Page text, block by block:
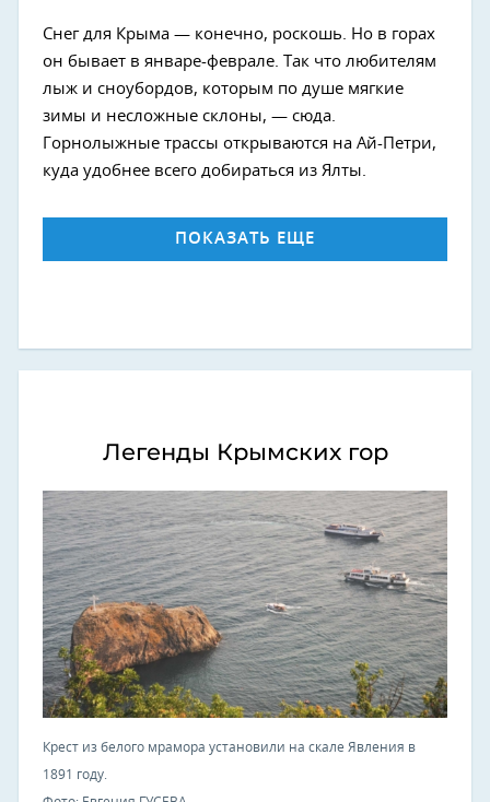
Снег для Крыма — конечно, роскошь. Но в горах
он бывает в январе-феврале. Так что любителям
лыж и сноубордов, которым по душе мягкие
зимы и несложные склоны, — сюда.
Горнолыжные трассы открываются на Ай-Петри,
куда удобнее всего добираться из Ялты.
ПОКАЗАТЬ ЕЩЕ
Легенды Крымских гор
Крест из белого мрамора установили на скале Явления в
1891 году.